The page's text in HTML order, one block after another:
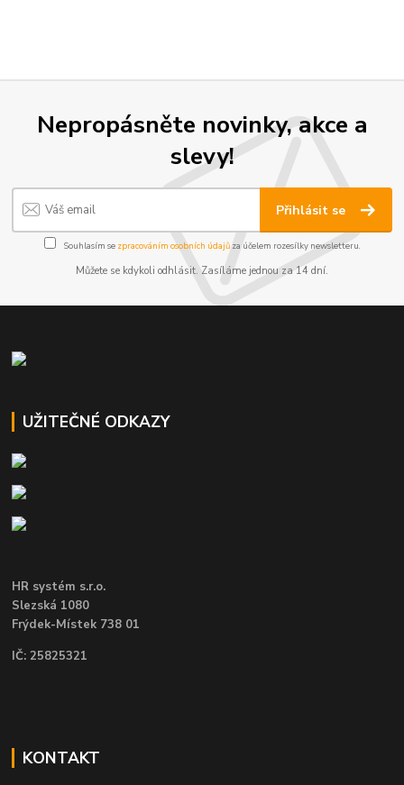
Nepropásněte novinky, akce a
slevy!
Přihlásit se
Souhlasím se zpracováním osobních údajůza účelem rozesílky newsletteru.
Můžete se kdykoli odhlásit. Zasíláme jednou za 14 dní.
UŽITEČNÉ ODKAZY
HR systém s.r.o.
Slezská 1080
Frýdek-Místek 738 01
IČ: 25825321
KONTAKT